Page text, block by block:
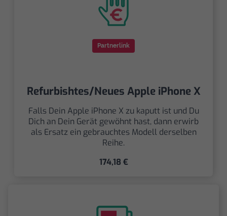
Partnerlink
Refurbishtes/Neues Apple iPhone X
Falls Dein Apple iPhone X zu kaputt ist und Du
Dich an Dein Gerät gewöhnt hast, dann erwirb
als Ersatz ein gebrauchtes Modell derselben
Reihe.
174,18 €